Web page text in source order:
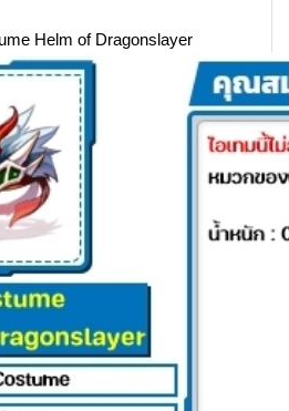
Helm of Dragonslayer